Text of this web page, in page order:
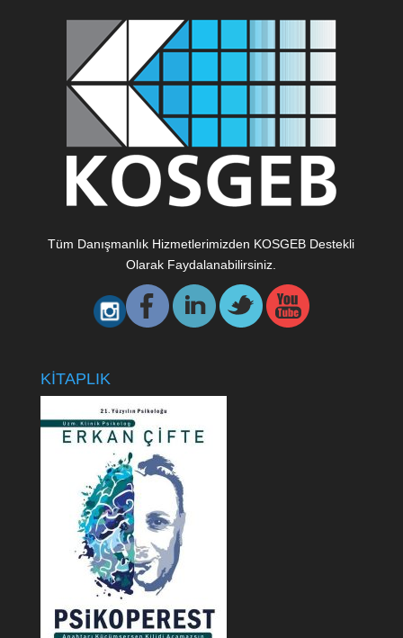
Tüm Danışmanlık Hizmetlerimizden KOSGEB Destekli
Olarak Faydalanabilirsiniz.
KİTAPLIK